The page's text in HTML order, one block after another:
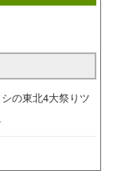
の東北4大祭りツ